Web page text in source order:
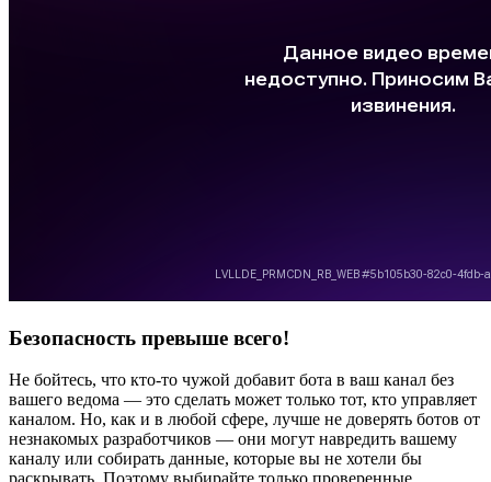
Безопасность превыше всего!
Не бойтесь, что кто-то чужой добавит бота в ваш канал без
вашего ведома — это сделать может только тот, кто управляет
каналом. Но, как и в любой сфере, лучше не доверять ботов от
незнакомых разработчиков — они могут навредить вашему
каналу или собирать данные, которые вы не хотели бы